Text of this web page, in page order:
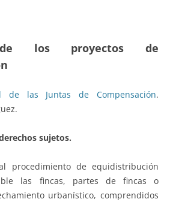
de los proyectos de
de las Juntas de Compensación.
sujetos.
procedimiento de equidistribución
las fincas, partes de fincas o
urbanístico, comprendidos